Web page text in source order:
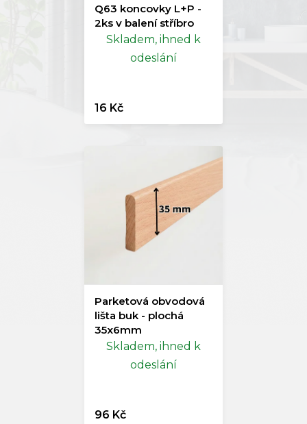
Q63 koncovky L+P -
2ks v balení stříbro
Skladem, ihned k
odeslání
16 Kč
Parketová obvodová
lišta buk - plochá
35x6mm
Skladem, ihned k
odeslání
96 Kč